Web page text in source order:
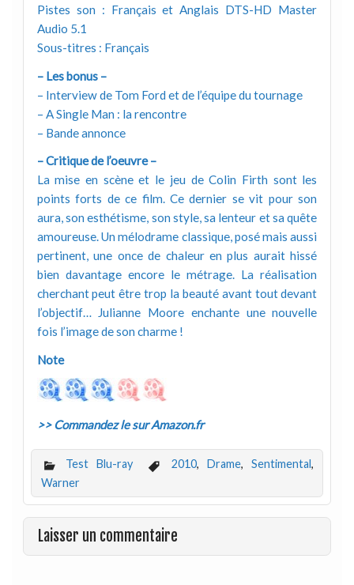
Pistes son : Français et Anglais DTS-HD Master
Audio 5.1
Sous-titres : Français
– Les bonus –
– Interview de Tom Ford et de l’équipe du tournage
– A Single Man : la rencontre
– Bande annonce
– Critique de l’oeuvre –
La mise en scène et le jeu de Colin Firth sont les
points forts de ce film. Ce dernier se vit pour son
aura, son esthétisme, son style, sa lenteur et sa quête
amoureuse. Un mélodrame classique, posé mais aussi
pertinent, une once de chaleur en plus aurait hissé
bien davantage encore le métrage. La réalisation
cherchant peut être trop la beauté avant tout devant
l’objectif… Julianne Moore enchante une nouvelle
fois l’image de son charme !
Note
>> Commandez le sur Amazon.fr
Test Blu-ray 2010, Drame, Sentimental ,
Warner
Laisser un commentaire